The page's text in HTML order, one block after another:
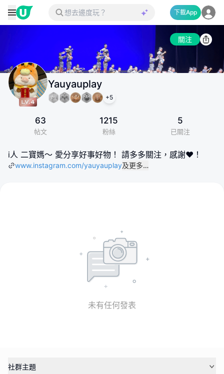
下載App
關注
Yauyauplay
+5
63
帖文
1215
粉絲
5
已關注
i人 二寶媽～ 愛分享好事好物！ 請多多關注，感謝❤️！
www.instagram.com/yauyauplay及更多…
未有任何發表
社群主題